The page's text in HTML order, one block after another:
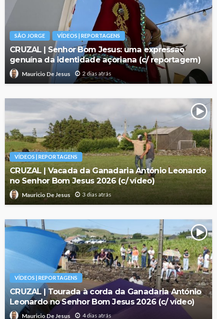
SÃO JORGE VÍDEOS | REPORTAGENS
CRUZAL | Senhor Bom Jesus: uma expressão
genuína da identidade açoriana (c/ reportagem)
Mauricio De Jesus 2 dias atrás
VÍDEOS | REPORTAGENS
CRUZAL | Vacada da Ganadaria António Leonardo
no Senhor Bom Jesus 2026 (c/ vídeo)
Mauricio De Jesus 3 dias atrás
VÍDEOS | REPORTAGENS
CRUZAL | Tourada à corda da Ganadaria António
Leonardo no Senhor Bom Jesus 2026 (c/ vídeo)
Mauricio De Jesus 4 dias atrás